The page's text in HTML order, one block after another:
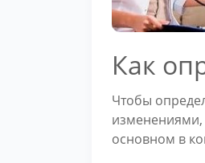
Как
Чтобы
изменениями,
основном в